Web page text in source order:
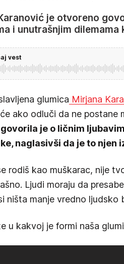
je otvoreno
i unutrašnjim dilemama
vest
glumica Mirjana
ako odluči da ne postane
govorila je o ličnim
naglasivši da je to njen
rodiš kao muškarac, nije
Ljudi moraju da
ništa manje vredno ljudsko
u kakvoj je formi naša